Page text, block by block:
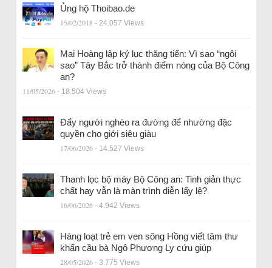
Ủng hộ Thoibao.de
15/02/2018 - 24.057 Views
Mai Hoàng lập kỷ lục thăng tiến: Vì sao “ngôi
sao” Tây Bắc trở thành điểm nóng của Bộ Công
an?
11/05/2026 - 18.504 Views
Đẩy người nghèo ra đường để nhường đặc
quyền cho giới siêu giàu
17/06/2026 - 14.527 Views
Thanh lọc bộ máy Bộ Công an: Tinh giản thực
chất hay vẫn là màn trình diễn lấy lệ?
16/06/2026 - 4.942 Views
Hàng loạt trẻ em ven sông Hồng viết tâm thư
khẩn cầu bà Ngô Phương Ly cứu giúp
28/05/2026 - 3.775 Views